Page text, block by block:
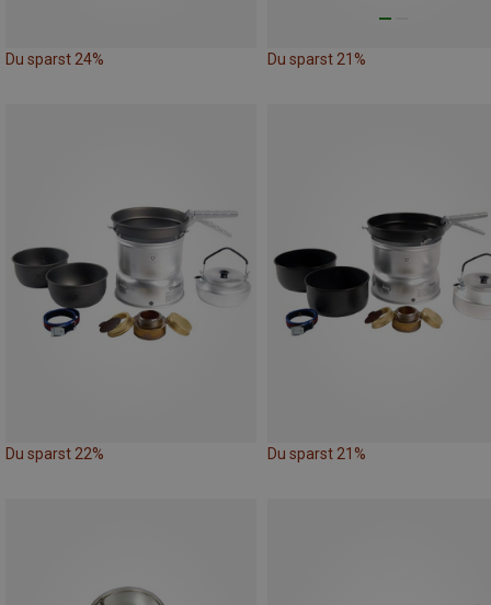
Du sparst 24% Du sparst 21%
Du sparst 22% Du sparst 21%